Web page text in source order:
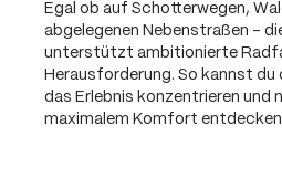
Egal ob auf Schotterwegen,
abgelegenen Nebenstraßen –
unterstützt ambitionierte
Herausforderung. So kannst du
das Erlebnis konzentrieren und
maximalem Komfort